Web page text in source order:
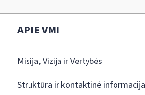
APIE VMI
Misija, Vizija ir Vertybės
Struktūra ir kontaktinė informacija